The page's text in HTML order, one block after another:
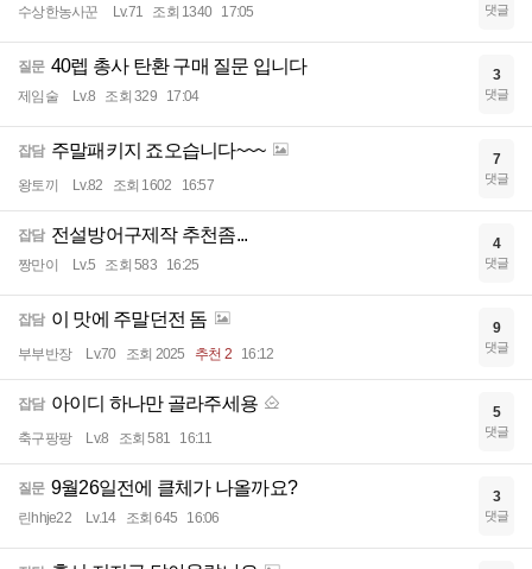
수상한농사꾼 Lv.71 조회 1340 17:05 댓글
질문 40렙 총사 탄환 구매 질문 입니다
제임술 Lv.8 조회 329 17:04
3
댓글
잡담 주말패키지 죠오습니다~~~
왕토끼 Lv.82 조회 1602 16:57
7
댓글
잡담 전설방어구제작 추천좀...
짱만이 Lv.5 조회 583 16:25
4
댓글
잡담 이 맛에 주말던전 돔
부부반장 Lv.70 조회 2025 추천 2 16:12
9
댓글
잡담 아이디 하나만 골라주세용
축구팡팡 Lv.8 조회 581 16:11
5
댓글
질문 9월26일전에 클체가 나올까요?
린hhje22 Lv.14 조회 645 16:06
3
댓글